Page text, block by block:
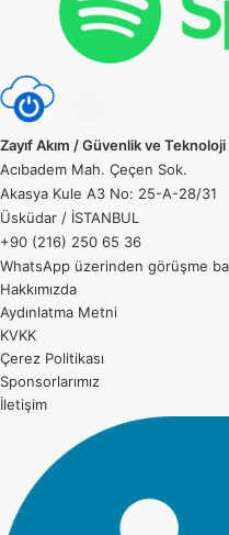
Zayıf Akım / Güvenlik ve
Acıbadem Mah. Çeçen Sok.
Akasya Kule A3 No: 25-A-28/31
Üsküdar / İSTANBUL
+90 (216) 250 65 36
WhatsApp üzerinden görüşme
Hakkımızda
Aydınlatma Metni
KVKK
Çerez Politikası
Sponsorlarımız
İletişim